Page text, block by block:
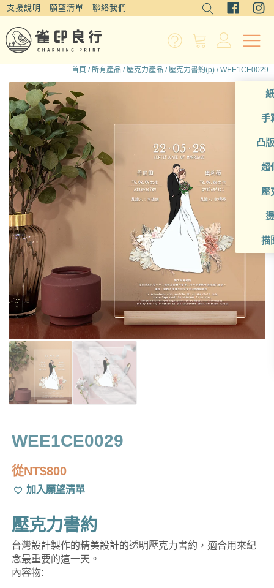
支援說明 願望清單 聯絡我們
手
凸
超
壓
描
首頁 /所有產品 /壓克力產品 /壓克力書約(p) / WEE1CE0029
WEE1CE0029
從NT$800
加入願望清單
壓克力書約
台灣設計製作的精美設計的透明壓克力書約，適合用來紀
念最重要的這一天。
內容物: